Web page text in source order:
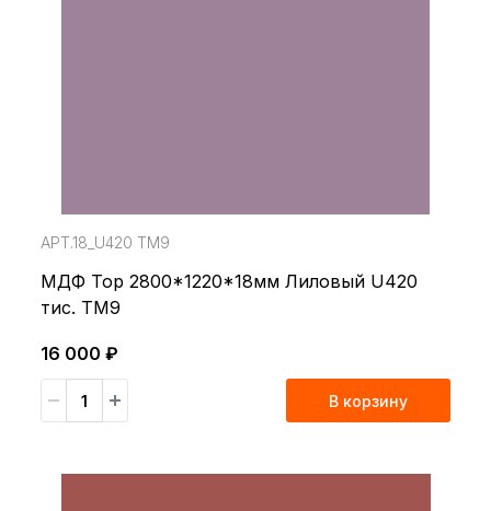
АРТ.18_U420 TM9
МДФ Top 2800*1220*18мм Лиловый U420
тис. TM9
16 000 ₽
В корзину